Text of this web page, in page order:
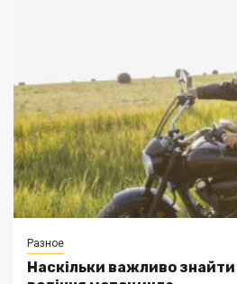
Разное
Наскільки важливо знайти